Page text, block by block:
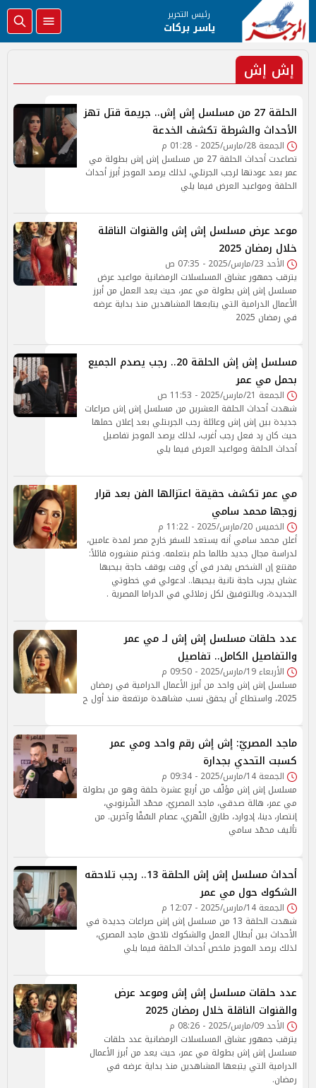
رئيس التحرير
ياسر بركات
إش إش
الحلقة 27 من مسلسل إش إش.. جريمة قتل تهز
الأحداث والشرطة تكشف الخدعة
الجمعة 28/مارس/2025 - 01:28 م
تصاعدت أحداث الحلقة 27 من مسلسل إش إش بطولة مي
عمر بعد عودتها لرجب الجرتلي، لذلك يرصد الموجز أبرز أحداث
الحلقة ومواعيد العرض فيما يلي
موعد عرض مسلسل إش إش والقنوات الناقلة
خلال رمضان 2025
الأحد 23/مارس/2025 - 07:35 ص
يترقب جمهور عشاق المسلسلات الرمضانية مواعيد عرض
مسلسل إش إش بطولة مي عمر، حيث يعد العمل من أبرز
الأعمال الدرامية التي يتابعها المشاهدين منذ بداية عرضه
في رمضان 2025
مسلسل إش إش الحلقة 20.. رجب يصدم الجميع
بحمل مي عمر
الجمعة 21/مارس/2025 - 11:53 ص
شهدت أحداث الحلقة العشرين من مسلسل إش إش صراعات
جديدة بين إش إش وعائلة رجب الجربتلي بعد إعلان حملها
حيث كان رد فعل رجب أغرب، لذلك يرصد الموجز تفاصيل
أحداث الحلقة ومواعيد العرض فيما يلي
مي عمر تكشف حقيقة اعتزالها الفن بعد قرار
زوجها محمد سامي
الخميس 20/مارس/2025 - 11:22 م
أعلن محمد سامي أنه يستعد للسفر خارج مصر لمدة عامين،
لدراسة مجال جديد طالما حلم بتعلمه. وختم منشوره قائلاً:
مقتنع إن الشخص يقدر في أي وقت يوقف حاجة بيحبها
عشان يجرب حاجة تانية بيحبها.. ادعولي في خطوتي
الجديدة، وبالتوفيق لكل زملائي في الدراما المصرية .
عدد حلقات مسلسل إش إش لـ مي عمر
والتفاصيل الكامل.. تفاصيل
الأربعاء 19/مارس/2025 - 09:50 م
مسلسل إش إش واحد من أبرز الأعمال الدرامية في رمضان
2025، واستطاع أن يحقق نسب مشاهدة مرتفعة منذ أول ح
ماجد المصريّ: إش إش رقم واحد ومي عمر
كسبت التحدي بجدارة
الجمعة 14/مارس/2025 - 09:34 م
مسلسل إش إش مؤلّف من أربع عشرة حلقة وهو من بطولة
مي عمر، هالة صدقي، ماجد المصريّ، محمّد الشّرنوبي،
إنتصار، دينا، إدوارد، طارق النّهري، عصام السّقّا وآخرين. من
تأليف محمّد سامي
أحداث مسلسل إش إش الحلقة 13.. رجب تلاحقه
الشكوك حول مي عمر
الجمعة 14/مارس/2025 - 12:07 م
شهدت الحلقة 13 من مسلسل إش إش صراعات جديدة في
الأحداث بين أبطال العمل والشكوك تلاحق ماجد المصري،
لذلك يرصد الموجز ملخص أحداث الحلقة فيما يلي
عدد حلقات مسلسل إش إش وموعد عرض
والقنوات الناقلة خلال رمضان 2025
الأحد 09/مارس/2025 - 08:26 م
يترقب جمهور عشاق المسلسلات الرمضانية عدد حلقات
مسلسل إش إش بطولة مي عمر، حيث يعد من أبرز الأعمال
الدرامية التي يتبعها المشاهدين منذ بداية عرضه في
رمضان.